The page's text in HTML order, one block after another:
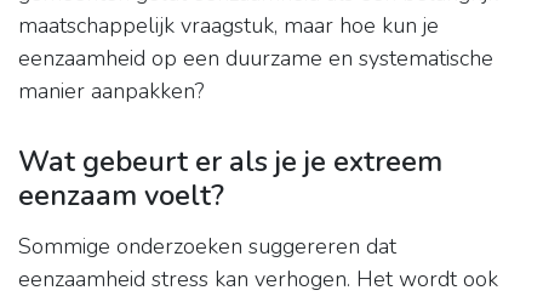
maatschappelijk vraagstuk, maar hoe kun je
eenzaamheid op een duurzame en systematische
manier aanpakken?
Wat gebeurt er als je je extreem
eenzaam voelt?
Sommige onderzoeken suggereren dat
eenzaamheid stress kan verhogen. Het wordt ook